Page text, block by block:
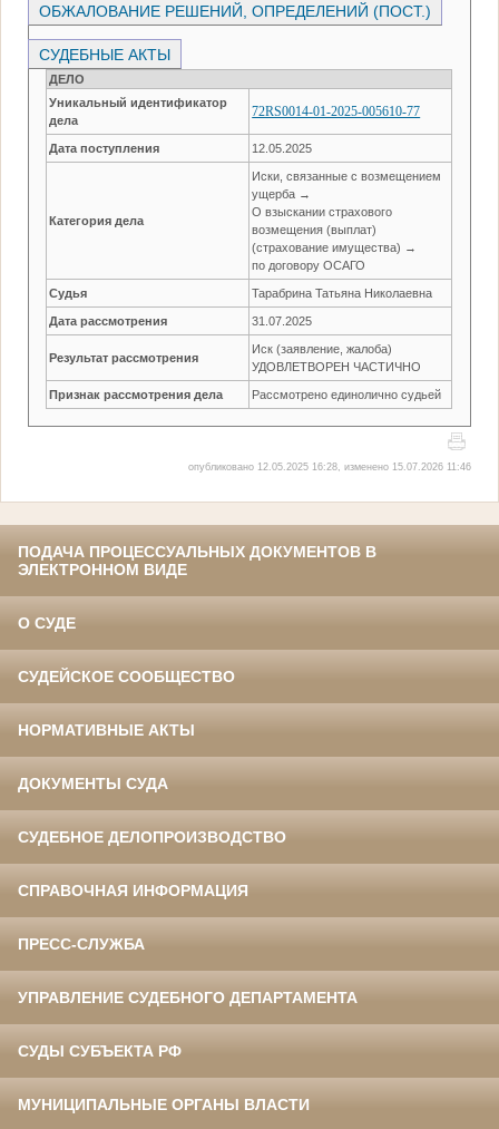
ОБЖАЛОВАНИЕ РЕШЕНИЙ, ОПРЕДЕЛЕНИЙ (ПОСТ.)
СУДЕБНЫЕ АКТЫ
ДЕЛО
Уникальный идентификатор
дела
72RS0014-01-2025-005610-77
Дата поступления 12.05.2025
Категория дела
Иски, связанные с возмещением
ущерба →
О взыскании страхового
возмещения (выплат)
(страхование имущества) →
по договору ОСАГО
Судья Тарабрина Татьяна Николаевна
Дата рассмотрения 31.07.2025
Результат рассмотрения
Иск (заявление, жалоба)
УДОВЛЕТВОРЕН ЧАСТИЧНО
Признак рассмотрения дела Рассмотрено единолично судьей
опубликовано 12.05.2025 16:28, изменено 15.07.2026 11:46
ПОДАЧА ПРОЦЕССУАЛЬНЫХ ДОКУМЕНТОВ В
ЭЛЕКТРОННОМ ВИДЕ
О СУДЕ
СУДЕЙСКОЕ СООБЩЕСТВО
НОРМАТИВНЫЕ АКТЫ
ДОКУМЕНТЫ СУДА
СУДЕБНОЕ ДЕЛОПРОИЗВОДСТВО
СПРАВОЧНАЯ ИНФОРМАЦИЯ
ПРЕСС-СЛУЖБА
УПРАВЛЕНИЕ СУДЕБНОГО ДЕПАРТАМЕНТА
СУДЫ СУБЪЕКТА РФ
МУНИЦИПАЛЬНЫЕ ОРГАНЫ ВЛАСТИ